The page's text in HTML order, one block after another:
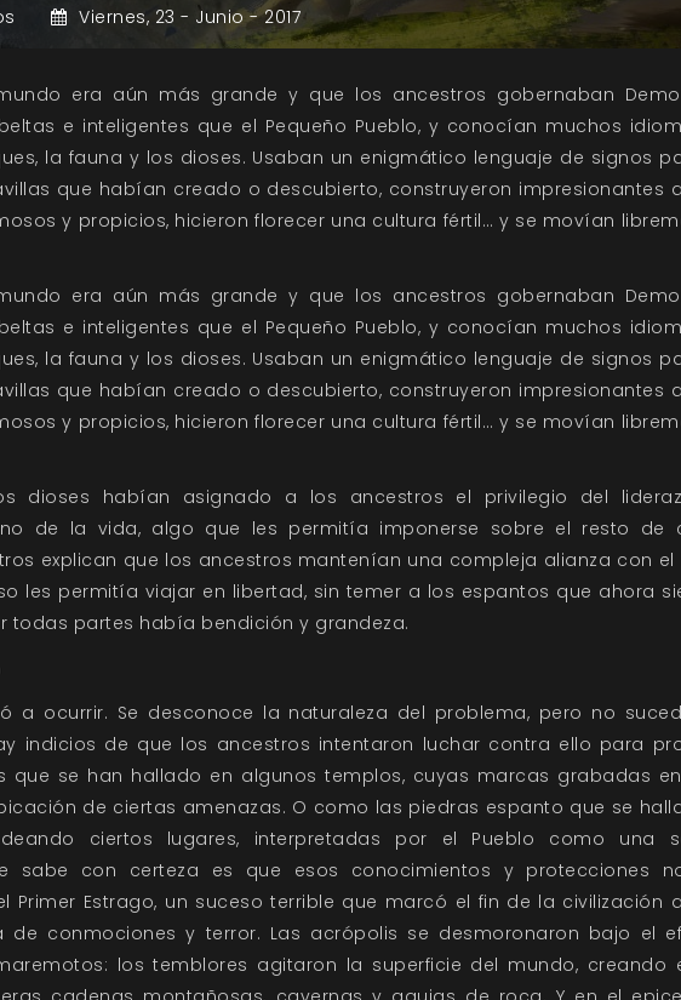
Viernes, 23 - Junio -2017
era aún más grande y que los ancestros gobernaban
e inteligentes que el Pequeño Pueblo, y conocían muchos
la fauna y los dioses. Usaban un enigmático lenguaje de signos
que habían creado o descubierto, construyeron impresionantes
y propicios, hicieron florecer una cultura fértil… y se movían
era aún más grande y que los ancestros gobernaban
e inteligentes que el Pequeño Pueblo, y conocían muchos
la fauna y los dioses. Usaban un enigmático lenguaje de signos
que habían creado o descubierto, construyeron impresionantes
y propicios, hicieron florecer una cultura fértil… y se movían
dioses habían asignado a los ancestros el privilegio del
de la vida, algo que les permitía imponerse sobre el resto de
explican que los ancestros mantenían una compleja alianza con el
les permitía viajar en libertad, sin temer a los espantos que ahora
todas partes había bendición y grandeza.
a ocurrir. Se desconoce la naturaleza del problema, pero no
indicios de que los ancestros intentaron luchar contra ello para
que se han hallado en algunos templos, cuyas marcas grabadas
de ciertas amenazas. O como las piedras espanto que se
ciertos lugares, interpretadas por el Pueblo como una
sabe con certeza es que esos conocimientos y protecciones
Primer Estrago, un suceso terrible que marcó el fin de la civilización
conmociones y terror. Las acrópolis se desmoronaron bajo el
los temblores agitaron la superficie del mundo, creando